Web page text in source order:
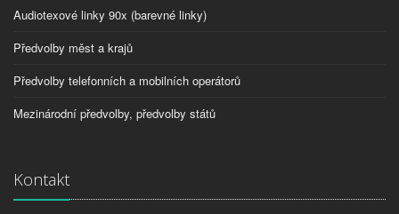
Audiotexové linky 90x (barevné linky)
Předvolby měst a krajů
Předvolby telefonních a mobilních operátorů
Mezinárodní předvolby, předvolby států
Kontakt